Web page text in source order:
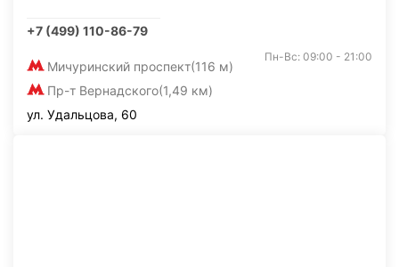
+7 (499) 110-86-79
Мичуринский проспект(116 м)
Пр-т Вернадского(1,49 км)
Пн-Вс: 09:00 - 21:00
ул. Удальцова, 60